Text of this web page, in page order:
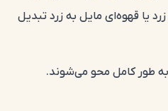
یا قهوه‌ای مایل به زرد تبدیل
به طور کامل محو می‌شوند.